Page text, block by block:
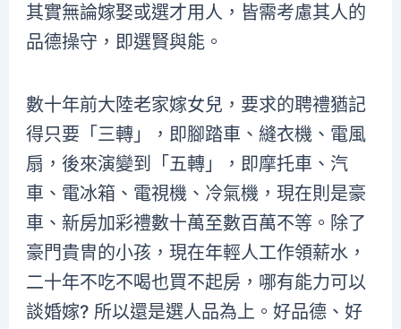
其實無論嫁娶或選才用人，皆需考慮其人的
品德操守，即選賢與能。
數十年前大陸老家嫁女兒，要求的聘禮猶記
得只要「三轉」，即腳踏車、縫衣機、電風
扇，後來演變到「五轉」，即摩托車、汽
車、電冰箱、電視機、冷氣機，現在則是豪
車、新房加彩禮數十萬至數百萬不等。除了
豪門貴冑的小孩，現在年輕人工作領薪水，
二十年不吃不喝也買不起房，哪有能力可以
談婚嫁? 所以還是選人品為上。好品德、好